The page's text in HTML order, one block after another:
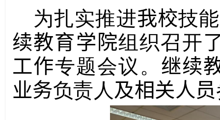
为扎实推进我校技
续教育学院组织召开
工作专题会议。 继续
业务负责人 及相关人员